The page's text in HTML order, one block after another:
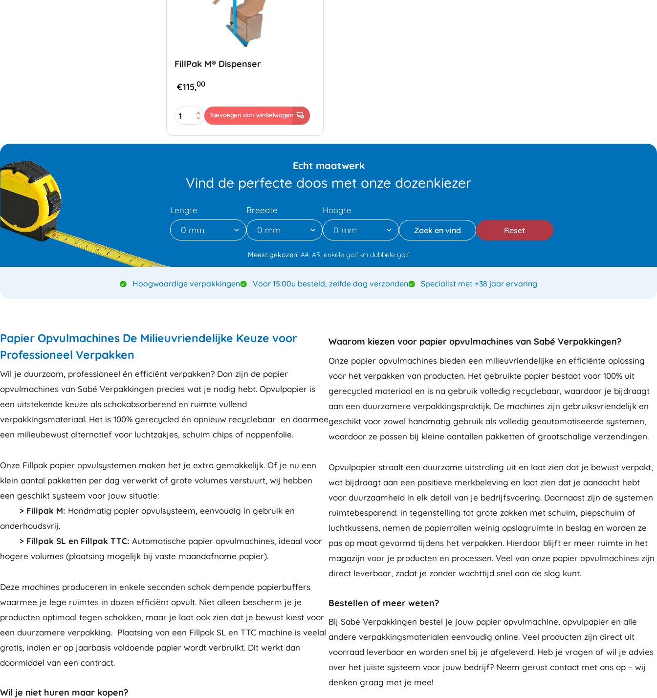
FillPak M® Dispenser
€115,00
FillPak
M®
aantal
Toevoegen aan winkelwagen
Echt maatwerk
Vind de perfecte doos met onze dozenkiezer
Lengte
0 mm
Breedte
0 mm
Hoogte
0 mm Reset
Meest gekozen: A4, A5, enkele golf en dubbele golf
Hoogwaardige verpakkingen Voor 15:00u besteld, zelfde dag verzonden Specialist met +38 jaar ervaring
Papier Opvulmachines De Milieuvriendelijke Keuze voor
Professioneel Verpakken
Wil je duurzaam, professioneel én efficiënt verpakken? Dan zijn de papier
opvulmachines van Sabé Verpakkingen precies wat je nodig hebt. Opvulpapier is
een uitstekende keuze als schokabsorberend en ruimte vullend
verpakkingsmateriaal. Het is 100% gerecycled én opnieuw recyclebaar en daarmee
een milieubewust alternatief voor luchtzakjes, schuim chips of noppenfolie.
Onze Fillpak papier opvulsystemen maken het je extra gemakkelijk. Of je nu een
klein aantal pakketten per dag verwerkt of grote volumes verstuurt, wij hebben
een geschikt systeem voor jouw situatie:
> Fillpak M: Handmatig papier opvulsysteem, eenvoudig in gebruik en
onderhoudsvrij.
> Fillpak SL en Fillpak TTC: Automatische papier opvulmachines, ideaal voor
hogere volumes (plaatsing mogelijk bij vaste maandafname papier).
Deze machines produceren in enkele seconden schok dempende papierbuffers
waarmee je lege ruimtes in dozen efficiënt opvult. Niet alleen bescherm je je
producten optimaal tegen schokken, maar je laat ook zien dat je bewust kiest voor
een duurzamere verpakking. Plaatsing van een Fillpak SL en TTC machine is veelal
gratis, indien er op jaarbasis voldoende papier wordt verbruikt. Dit werkt dan
doormiddel van een contract.
Wil je niet huren maar kopen?
Waarom kiezen voor papier opvulmachines van Sabé Verpakkingen?
Onze papier opvulmachines bieden een milieuvriendelijke en efficiënte oplossing
voor het verpakken van producten. Het gebruikte papier bestaat voor 100% uit
gerecycled materiaal en is na gebruik volledig recyclebaar, waardoor je bijdraagt
aan een duurzamere verpakkingspraktijk. De machines zijn gebruiksvriendelijk en
geschikt voor zowel handmatig gebruik als volledig geautomatiseerde systemen,
waardoor ze passen bij kleine aantallen pakketten of grootschalige verzendingen.
Opvulpapier straalt een duurzame uitstraling uit en laat zien dat je bewust verpakt,
wat bijdraagt aan een positieve merkbeleving en laat zien dat je aandacht hebt
voor duurzaamheid in elk detail van je bedrijfsvoering. Daarnaast zijn de systemen
ruimtebesparend: in tegenstelling tot grote zakken met schuim, piepschuim of
luchtkussens, nemen de papierrollen weinig opslagruimte in beslag en worden ze
pas op maat gevormd tijdens het verpakken. Hierdoor blijft er meer ruimte in het
magazijn voor je producten en processen. Veel van onze papier opvulmachines zijn
direct leverbaar, zodat je zonder wachttijd snel aan de slag kunt.
Bestellen of meer weten?
Bij Sabé Verpakkingen bestel je jouw papier opvulmachine, opvulpapier en alle
andere verpakkingsmaterialen eenvoudig online. Veel producten zijn direct uit
voorraad leverbaar en worden snel bij je afgeleverd. Heb je vragen of wil je advies
over het juiste systeem voor jouw bedrijf? Neem gerust contact met ons op – wij
denken graag met je mee!